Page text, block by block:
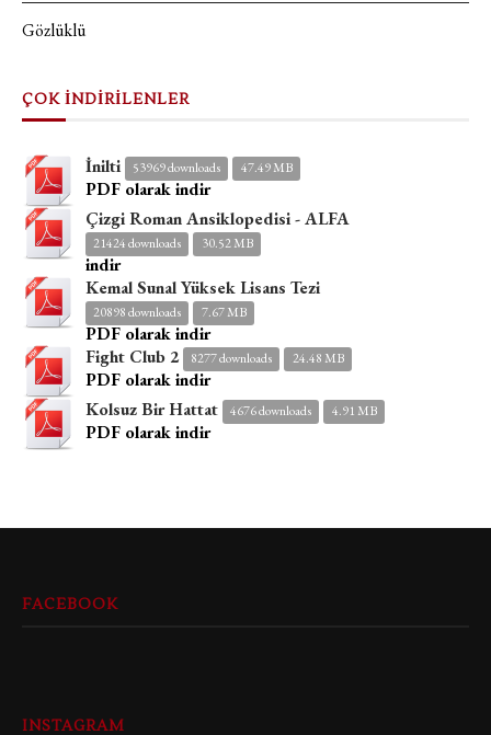
Gözlüklü
ÇOK İNDİRİLENLER
İnilti 53969 downloads 47.49 MB
PDF olarak indir
Çizgi Roman Ansiklopedisi - ALFA
21424 downloads 30.52 MB
indir
Kemal Sunal Yüksek Lisans Tezi
20898 downloads 7.67 MB
PDF olarak indir
Fight Club 2
8277 downloads 24.48 MB
PDF olarak indir
Kolsuz Bir Hattat
4676 downloads 4.91 MB
PDF olarak indir
FACEBOOK
INSTAGRAM